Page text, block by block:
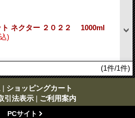
ト ネクター ２０２２ 1000ml
)
(1件/1件)
| ショッピングカート
引法表示 | ご利用案内
PCサイト